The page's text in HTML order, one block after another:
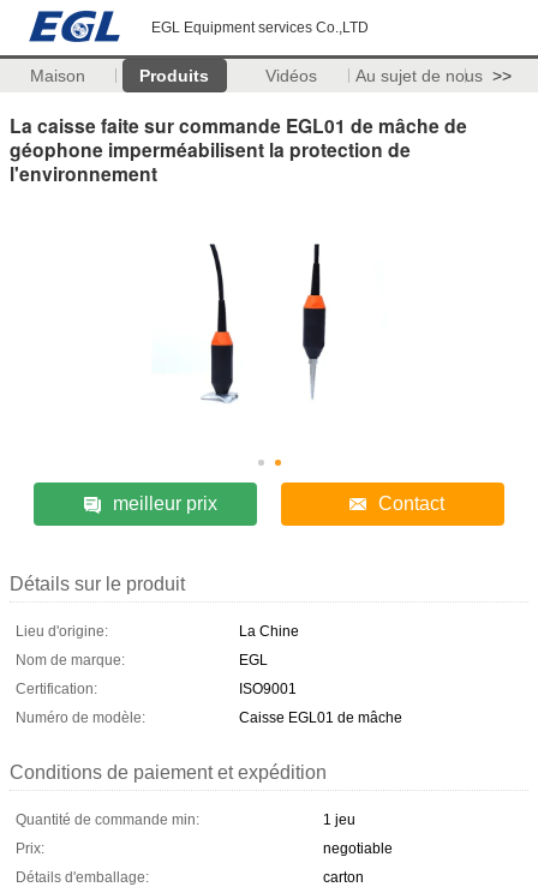
EGL Equipment services Co.,LTD
Maison Produits Vidéos Au sujet de nous >>
La caisse faite sur commande EGL01 de mâche de
géophone imperméabilisent la protection de
l'environnement
meilleur prix Contact
Détails sur le produit
Lieu d'origine:
La Chine
Nom de marque:
EGL
Certification:
ISO9001
Numéro de modèle:
Caisse EGL01 de mâche
Conditions de paiement et expédition
Quantité de commande min:
1 jeu
Prix:
negotiable
Détails d'emballage:
carton